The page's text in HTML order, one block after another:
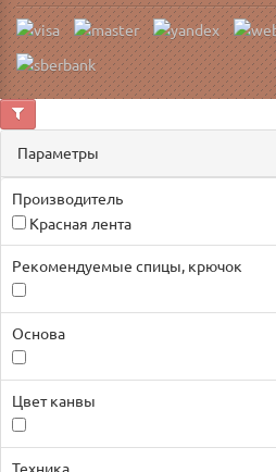
Параметры
Производитель
Красная лента
Рекомендуемые спицы, крючок
Основа
Цвет канвы